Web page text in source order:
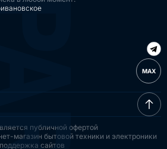
MAX
публичной офертой
магазин бытовой техники и электроники
сайтов